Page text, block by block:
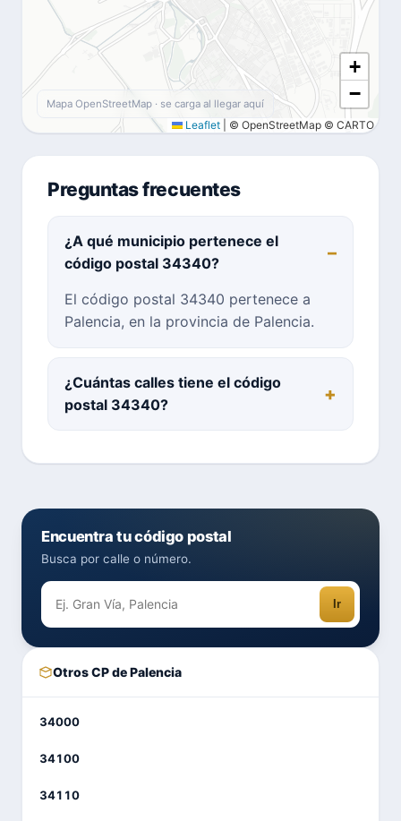
+
−
Leaflet © OpenStreetMap © CARTO
Mapa OpenStreetMap · se carga al llegar aquí
Preguntas frecuentes
¿A qué municipio pertenece el
código postal 34340?
El código postal 34340 pertenece a
Palencia, en la provincia de Palencia.
¿Cuántas calles tiene el código
postal 34340?
Encuentra tu código postal
Busca por calle o número.
Ir
Otros CP de Palencia
34000
34100
34110